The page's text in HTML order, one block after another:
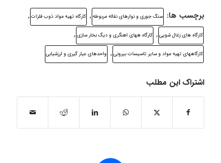
برچسب ها: سنگ جوری و نوارهای نقاله مربوطه , کارگاه تهیه مواد ذوب فلزات ,
کارگاه های زغال شویی , کارگاه ههای اهنگری و دیگ بخار سازی ,
کارگاههای تهیه مواد و سایر تاسیسات بیرونی , واحدهای عیار گیری و ارزشیابی
اشتراک این مطلب